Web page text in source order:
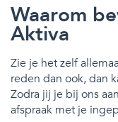
Waarom
Aktiva
Zie je het zelf
reden dan ook, dan
Zodra jij je bij ons
afspraak met je